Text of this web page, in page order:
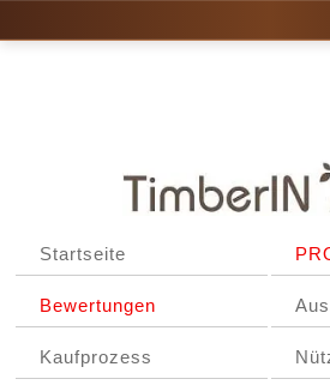
Startseite
Bewertungen
Kaufprozess